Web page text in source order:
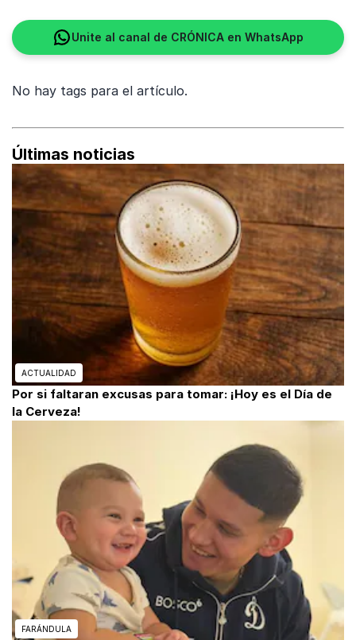
Unite al canal de CRÓNICA en WhatsApp
No hay tags para el artículo.
Últimas noticias
ACTUALIDAD
Por si faltaran excusas para tomar: ¡Hoy es el Día de
la Cerveza!
FARÁNDULA